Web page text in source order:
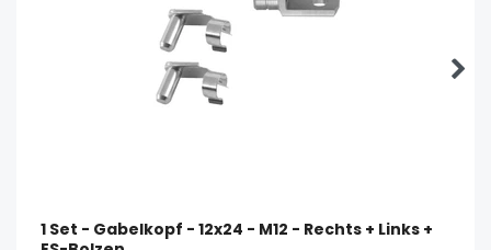
1 Set - Gabelkopf - 12x24 - M12 - Rechts + Links +